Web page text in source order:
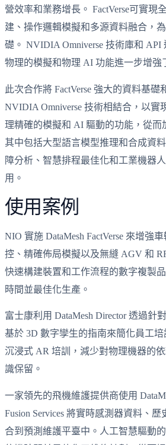
營效率和業務增長。 FactVerse可實現
建、操作邏輯模擬和多源資料融合，
礎。 NVIDIA Omniverse 技術庫和
物理的模擬和物理 AI 功能進一步增強
此次合作將 FactVerse 強大的資料基礎
NVIDIA Omniverse 技術相結合，以實
理精確的模擬和 AI 驅動的功能，從而
其中包括大型語言模型推理和合成資
障分析、智慧排程最佳化和工業機器
用。
使用案例
NIO 實施 DataMesh FactVerse 來增強
控、精確佈局模擬以及無縫 AGV 和
快速構建裝置和工作流程的數字複製
時間並最佳化生產。
富士康利用 DataMesh Director 透過針
基於 3D 數字孿生的指南來簡化員工
沉浸式 AR 培訓，減少對物理機器的
識保留。
一家領先的飛機維護提供商使用
Fusion Services 將實時感測器資料、
合到預測維護平臺中。人工智慧驅動